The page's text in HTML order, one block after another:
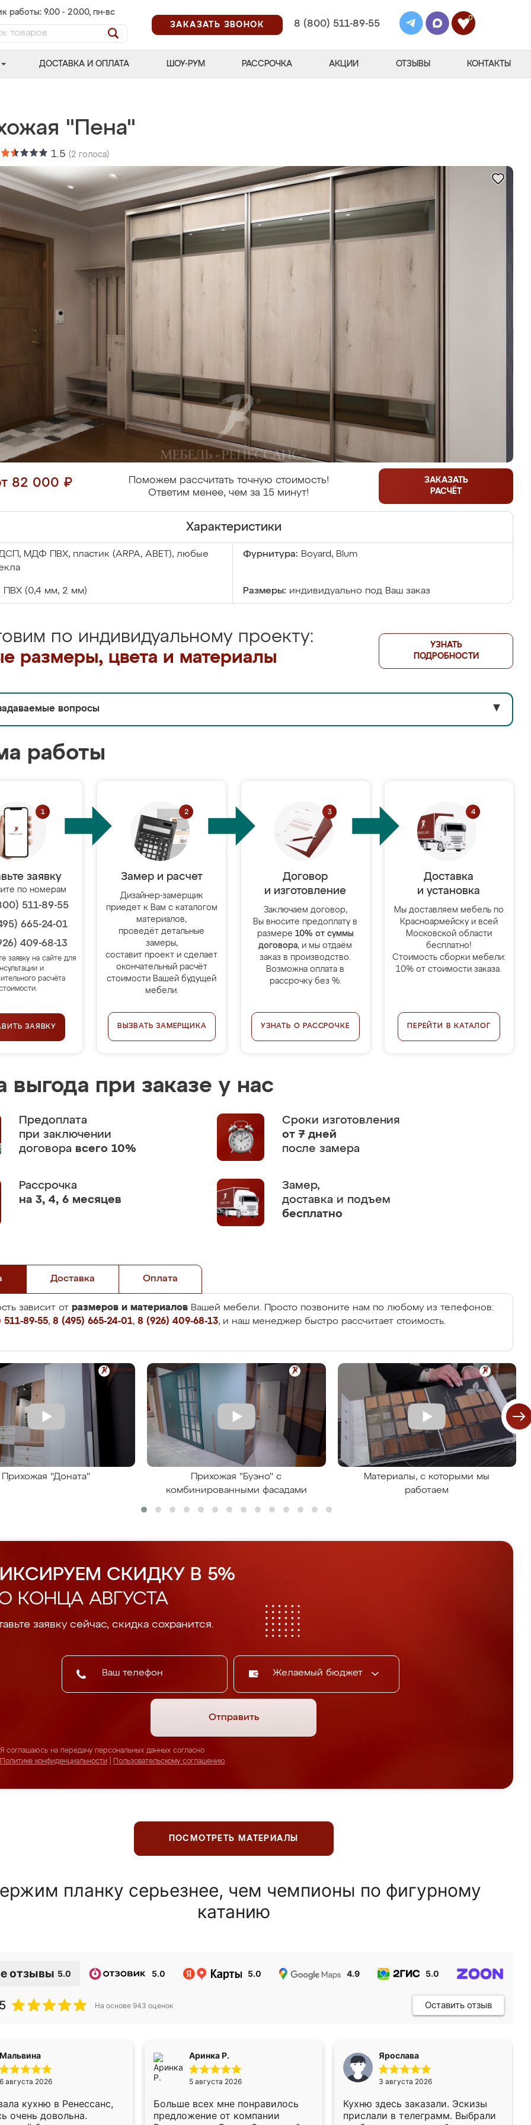
работы: 9.00 - 20.00, пн-вс
ЗАКАЗАТЬ ЗВОНОК
8 (800) 511-89-55
0
ДОСТАВКА И ОПЛАТА ШОУ-РУМ РАССРОЧКА АКЦИИ ОТЗЫВЫ КОНТАКТЫ
"Пена"
1.5 (2 голоса)
82 000 ₽
Поможем рассчитать точную стоимость!
Ответим менее, чем за 15 минут!
ЗАКАЗАТЬ
РАСЧЁТ
Характеристики
МДФ ПВХ, пластик (ARPA, ABET), любые
Фурнитура: Boyard, Blum
ПВХ (0,4 мм, 2 мм) Размеры: индивидуально под Ваш заказ
по индивидуальному проекту:
размеры, цвета и материалы
УЗНАТЬ
ПОДРОБНОСТИ
вопросы ▼
работы
заявку
по номерам
511-89-55
665-24-01
409-68-13
заявку на сайте для
и
расчёта
ЗАЯВКУ
Замер и расчет
Дизайнер-замерщик
приедет к Вам с каталогом
материалов,
проведёт детальные
замеры,
составит проект и сделает
окончательный расчёт
стоимости Вашей будущей
мебели.
ВЫЗВАТЬ ЗАМЕРЩИКА
Договор
и изготовление
Заключаем договор,
Вы вносите предоплату в
размере 10% от суммы
договора, и мы отдаём
заказ в производство.
Возможна оплата в
рассрочку без %.
УЗНАТЬ О РАССРОЧКЕ
Доставка
и установка
Мы доставляем мебель по
Красноармейску и всей
Московской области
бесплатно!
Стоимость сборки мебели:
10% от стоимости заказа.
ПЕРЕЙТИ В КАТАЛОГ
выгода при заказе у нас
Предоплата
при заключении
договора всего 10%
Сроки изготовления
от 7 дней
после замера
Рассрочка
на 3, 4, 6 месяцев
Замер,
доставка и подъем
бесплатно
Доставка Оплата
зависит от размеров и материалов Вашей мебели. Просто позвоните нам по любому из телефонов:
89-55, 8 (495) 665-24-01, 8 (926) 409-68-13, и наш менеджер быстро рассчитает стоимость.
Прихожая "Доната"
Прихожая "Буэно" с
комбинированными фасадами
Материалы, с которыми мы
работаем
СКИДКУ В 5%
КОНЦА АВГУСТА
заявку сейчас, скидка сохранится.
Желаемый бюджет
Отправить
Я соглашаюсь на передачу персональных данных согласно
Политике конфиденциальности
Пользовательскому соглашению
ПОСМОТРЕТЬ МАТЕРИАЛЫ
планку серьезнее, чем чемпионы по фигурному
катанию
отзывы 5.0 5.0 5.0 4.9 5.0
На основе 943 оценок Оставить отзыв
Мальвина
6 августа 2026
кухню в Ренессанс,
очень довольна.
Аринка Р.
5 августа 2026
Больше всех мне понравилось
предложение от компании
Ярослава
3 августа 2026
Кухню здесь заказали. Эскизы
прислали в телеграмм. Выбрали